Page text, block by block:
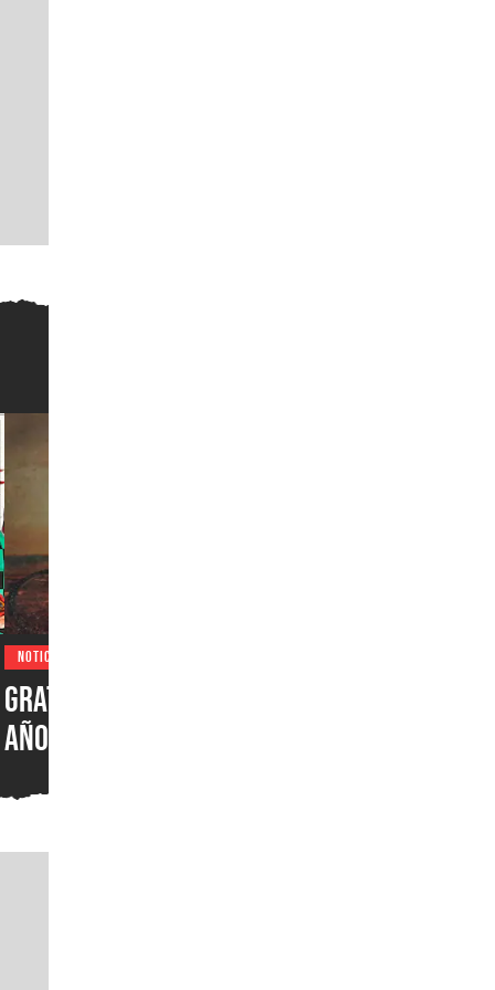
NOTICIAS
Gratis: Quake celebra 30
años con un nuevo episodio
están disponibles en